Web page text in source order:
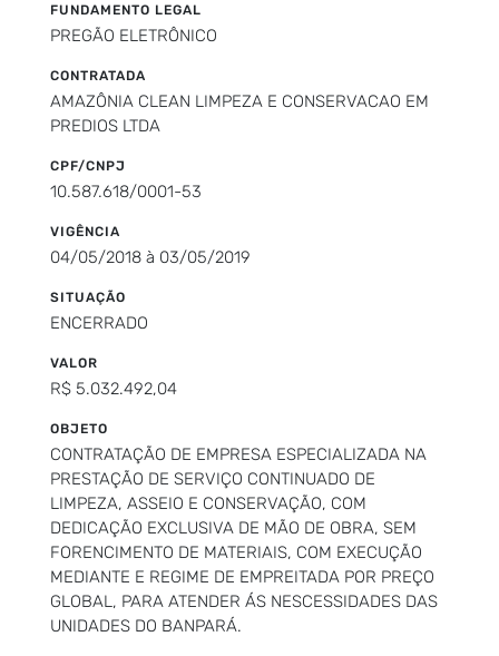
FUNDAMENTO LEGAL
PREGÃO ELETRÔNICO
CONTRATADA
AMAZÔNIA CLEAN LIMPEZA E CONSERVACAO EM
PREDIOS LTDA
CPF/CNPJ
10.587.618/0001-53
VIGÊNCIA
04/05/2018 à 03/05/2019
SITUAÇÃO
ENCERRADO
VALOR
R$ 5.032.492,04
OBJETO
CONTRATAÇÃO DE EMPRESA ESPECIALIZADA NA
PRESTAÇÃO DE SERVIÇO CONTINUADO DE
LIMPEZA, ASSEIO E CONSERVAÇÃO, COM
DEDICAÇÃO EXCLUSIVA DE MÃO DE OBRA, SEM
FORENCIMENTO DE MATERIAIS, COM EXECUÇÃO
MEDIANTE E REGIME DE EMPREITADA POR PREÇO
GLOBAL, PARA ATENDER ÁS NESCESSIDADES DAS
UNIDADES DO BANPARÁ.